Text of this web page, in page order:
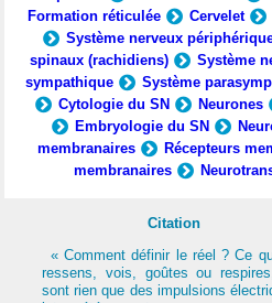
Formation réticulée
Cervelet
Système nerveux
spinaux (rachidiens)
Système
sympathique
Système
Cytologie du SN
Neurones
Embryologie du SN
membranaires
Récepteurs
membranaires
Citation
« Comment définir le réel ? Ce
ressens, vois, goûtes ou
sont rien que des impulsions